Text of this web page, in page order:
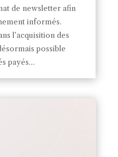
de newsletter afin
informés.
l’acquisition des
possible
payés...